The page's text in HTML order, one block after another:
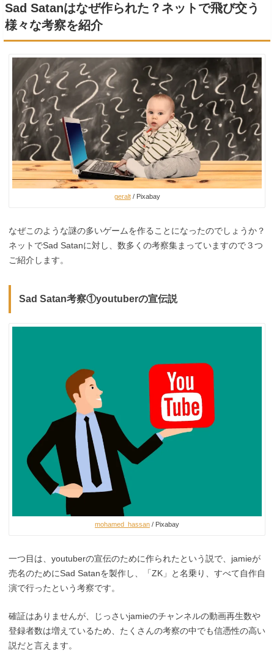
Sad Satanはなぜ作られた？ネットで飛び交う
様々な考察を紹介
geralt/ Pixabay
なぜこのような謎の多いゲームを作ることになったのでしょうか？
ネットでSad Satanに対し、数多くの考察集まっていますので３つ
ご紹介します。
Sad Satan考察①youtuberの宣伝説
mohamed_hassan / Pixabay
一つ目は、youtuberの宣伝のために作られたという説で、jamieが
売名のためにSad Satanを製作し、「ZK」と名乗り、すべて自作自
演で行ったという考察です。
確証はありませんが、じっさいjamieのチャンネルの動画再生数や
登録者数は増えているため、たくさんの考察の中でも信憑性の高い
説だと言えます。